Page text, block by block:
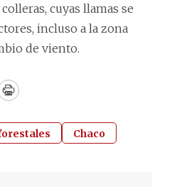
cuyas llamas se
incluso a la zona
de viento.
Print
Chaco